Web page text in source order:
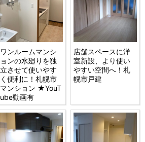
ワンルームマンシ
ョンの水廻りを独
立させて使いやす
く便利に！札幌市
マンション ★YouT
ube動画有
店舗スペースに洋
室新設、より使い
やすい空間へ！札
幌市戸建